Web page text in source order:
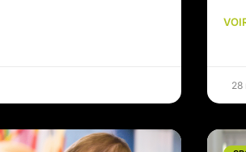
28